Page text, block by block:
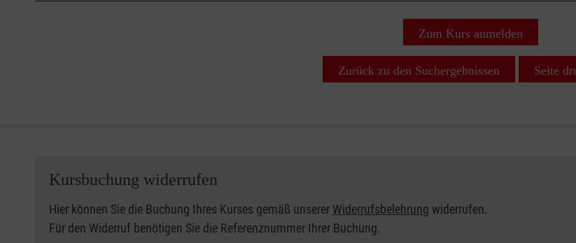
Zum Kurs anmelden
Zurück zu den Suchergebnissen Seite
Kursbuchung widerrufen
Hier können Sie die Buchung Ihres Kurses gemäß unserer Widerrufsbelehrung widerrufen.
Für den Widerruf benötigen Sie die Referenznummer Ihrer Buchung.